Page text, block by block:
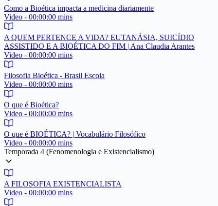
Como a Bioética impacta a medicina diariamente
Video - 00:00:00 mins
A QUEM PERTENCE A VIDA? EUTANÁSIA, SUICÍDIO
ASSISTIDO E A BIOÉTICA DO FIM | Ana Claudia Arantes
Video - 00:00:00 mins
Filosofia Bioética - Brasil Escola
Video - 00:00:00 mins
O que é Bioética?
Video - 00:00:00 mins
O que é BIOÉTICA? | Vocabulário Filosófico
Video - 00:00:00 mins
Temporada 4 (Fenomenologia e Existencialismo)
A FILOSOFIA EXISTENCIALISTA
Video - 00:00:00 mins